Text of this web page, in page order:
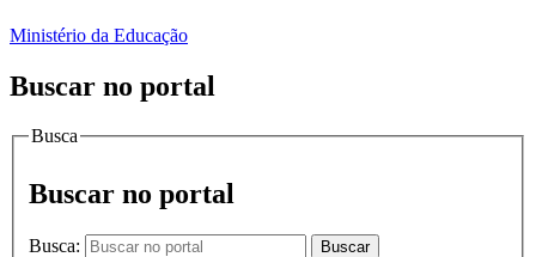
Ministério da Educação
Buscar no portal
Busca
Buscar no portal
Busca: Buscar